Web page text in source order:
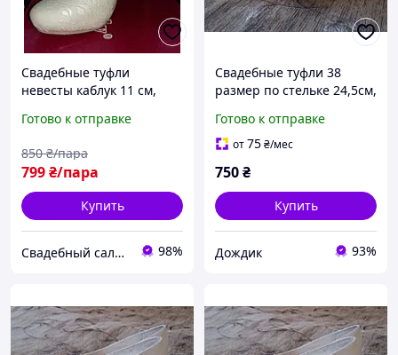
Свадебные туфли
невесты каблук 11 см,
Готово к отправке
799₴/пара
850 ₴/пара
Купить
Свадебный салон "ПРИНЦЕССА" 98%
Свадебные туфли 38
размер по стельке 24,5см,
Готово к отправке
от75₴/мес
750₴
Купить
Дождик 93%